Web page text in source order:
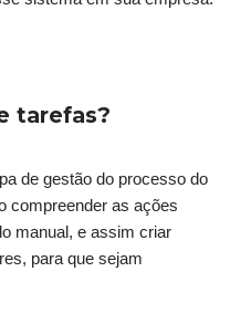
tarefas?
de gestão do processo do
compreender as ações
manual, e assim criar
para que sejam